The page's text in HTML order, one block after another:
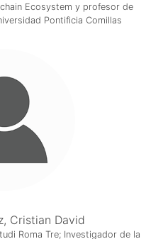
Ecosystem y profesor de
Pontificia Comillas
Cristian David
Roma Tre; Investigador de la